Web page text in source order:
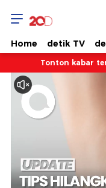
Home detik TV
Tonton kabar